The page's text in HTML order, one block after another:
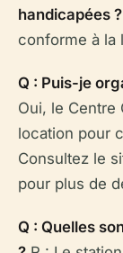
handicapées ?
conforme à la
Q : Puis-je
Oui, le Centre
location pour
Consultez le
pour plus de
Q : Quelles